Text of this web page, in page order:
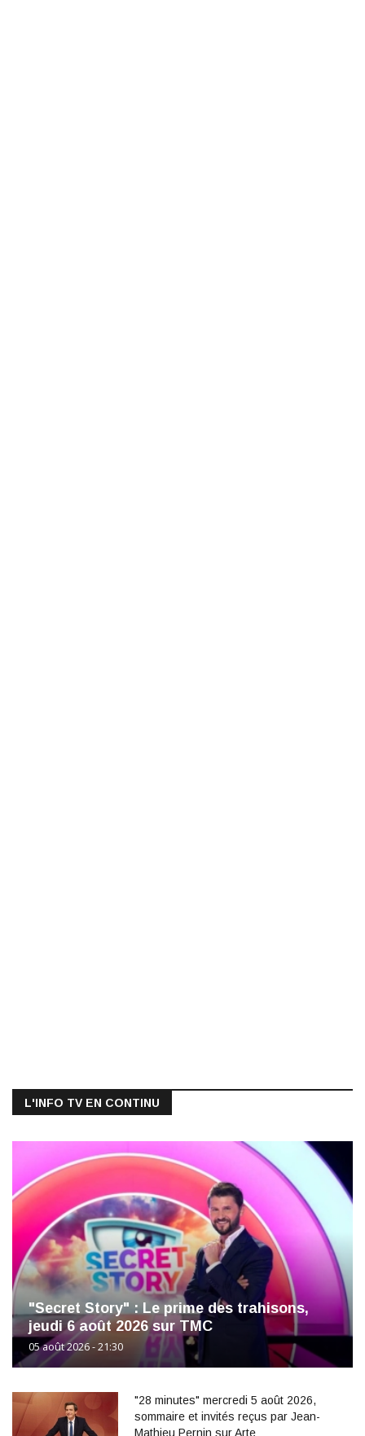
L'INFO TV EN CONTINU
"Secret Story" : Le prime des trahisons,
jeudi 6 août 2026 sur TMC
05 août 2026 - 21:30
"28 minutes" mercredi 5 août 2026,
sommaire et invités reçus par Jean-
Mathieu Pernin sur Arte